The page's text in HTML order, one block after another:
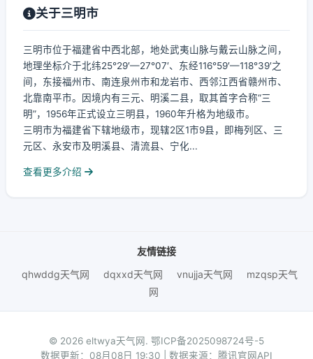
关于三明市
三明市位于福建省中西北部，地处武夷山脉与戴云山脉之间，
地理坐标介于北纬25°29′—27°07′、东经116°59′—118°39′之
间，东接福州市、南连泉州市和龙岩市、西邻江西省赣州市、
北靠南平市。因境内有三元、明溪二县，取其首字合称“三
明”，1956年正式设立三明县，1960年升格为地级市。
三明市为福建省下辖地级市，现辖2区1市9县，即梅列区、三
元区、永安市及明溪县、清流县、宁化...
查看更多介绍
友情链接
qhwddg天气网
dqxxd天气网 vnujja天气网
mzqsp天气
网
© 2026 eltwya天气网. 鄂ICP备2025098724号-5
数据更新：08月08日 19:30 | 数据来源：腾讯官网API